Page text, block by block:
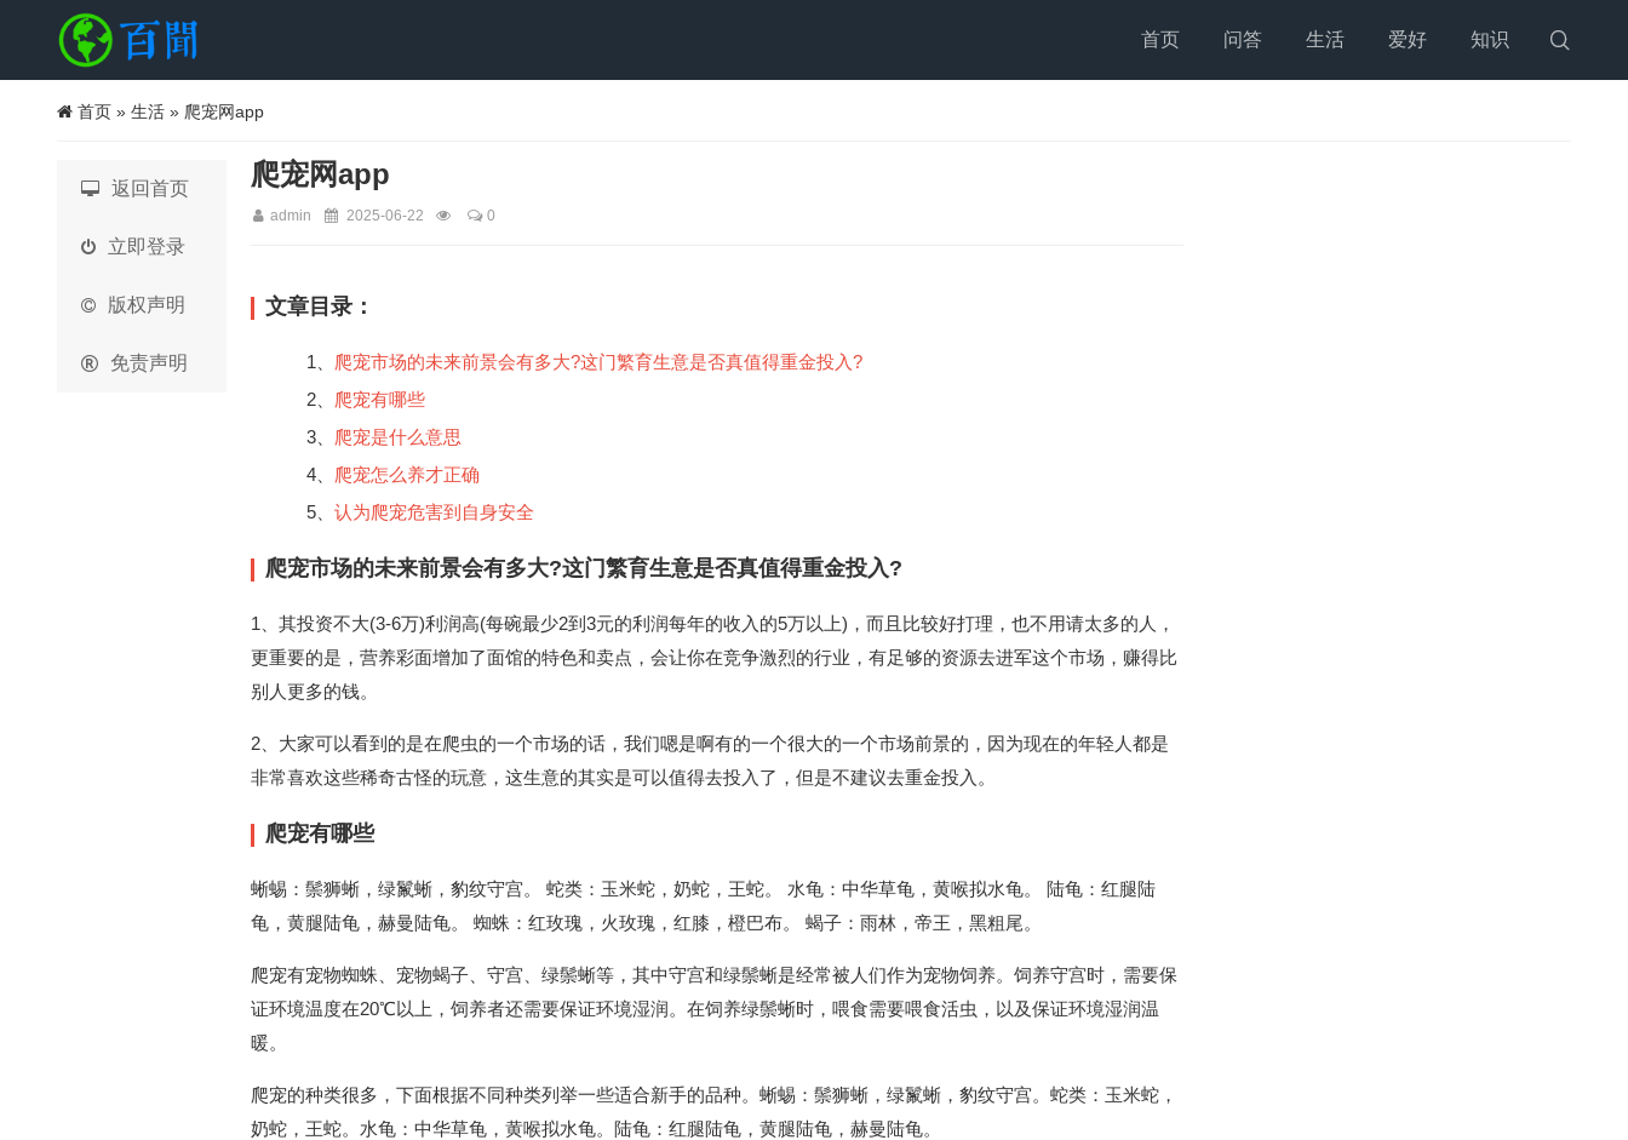

首页 问答 生活 爱好 知识
首页 » 生活 » 爬宠网app
返回首页
立即登录
版权声明
免责声明
爬宠网app
admin 2025-06-22 0
文章目录：
1、 爬宠市场的未来前景会有多大?这门繁育生意是否真值得重金投入?
2、 爬宠有哪些
3、 爬宠是什么意思
4、 爬宠怎么养才正确
5、 认为爬宠危害到自身安全
爬宠市场的未来前景会有多大?这门繁育生意是否真值得重金投入?
1、其投资不大(3-6万)利润高(每碗最少2到3元的利润每年的收入的5万以上)，而且比较好打理，也不用请太多的人，
更重要的是，营养彩面增加了面馆的特色和卖点，会让你在竞争激烈的行业，有足够的资源去进军这个市场，赚得比
别人更多的钱。
2、大家可以看到的是在爬虫的一个市场的话，我们嗯是啊有的一个很大的一个市场前景的，因为现在的年轻人都是
非常喜欢这些稀奇古怪的玩意，这生意的其实是可以值得去投入了，但是不建议去重金投入。
爬宠有哪些
蜥蜴：鬃狮蜥，绿鬣蜥，豹纹守宫。 蛇类：玉米蛇，奶蛇，王蛇。 水龟：中华草龟，黄喉拟水龟。 陆龟：红腿陆
龟，黄腿陆龟，赫曼陆龟。 蜘蛛：红玫瑰，火玫瑰，红膝，橙巴布。 蝎子：雨林，帝王，黑粗尾。
爬宠有宠物蜘蛛、宠物蝎子、守宫、绿鬃蜥等，其中守宫和绿鬃蜥是经常被人们作为宠物饲养。饲养守宫时，需要保
证环境温度在20℃以上，饲养者还需要保证环境湿润。在饲养绿鬃蜥时，喂食需要喂食活虫，以及保证环境湿润温
暖。
爬宠的种类很多，下面根据不同种类列举一些适合新手的品种。蜥蜴：鬃狮蜥，绿鬣蜥，豹纹守宫。蛇类：玉米蛇，
奶蛇，王蛇。水龟：中华草龟，黄喉拟水龟。陆龟：红腿陆龟，黄腿陆龟，赫曼陆龟。